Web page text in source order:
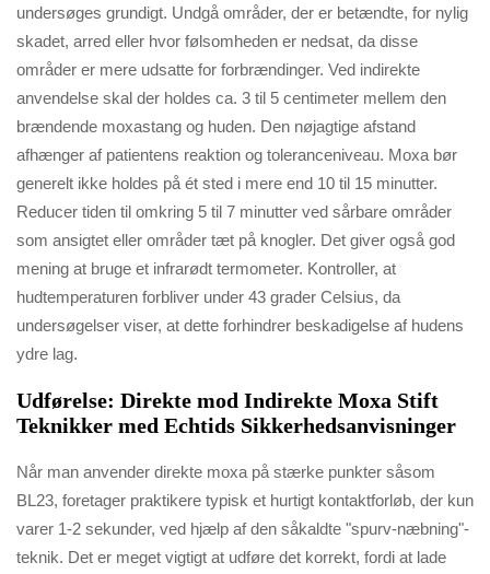
undersøges grundigt. Undgå områder, der er betændte, for nylig
skadet, arred eller hvor følsomheden er nedsat, da disse
områder er mere udsatte for forbrændinger. Ved indirekte
anvendelse skal der holdes ca. 3 til 5 centimeter mellem den
brændende moxastang og huden. Den nøjagtige afstand
afhænger af patientens reaktion og toleranceniveau. Moxa bør
generelt ikke holdes på ét sted i mere end 10 til 15 minutter.
Reducer tiden til omkring 5 til 7 minutter ved sårbare områder
som ansigtet eller områder tæt på knogler. Det giver også god
mening at bruge et infrarødt termometer. Kontroller, at
hudtemperaturen forbliver under 43 grader Celsius, da
undersøgelser viser, at dette forhindrer beskadigelse af hudens
ydre lag.
Udførelse: Direkte mod Indirekte Moxa Stift
Teknikker med Echtids Sikkerhedsanvisninger
Når man anvender direkte moxa på stærke punkter såsom
BL23, foretager praktikere typisk et hurtigt kontaktforløb, der kun
varer 1-2 sekunder, ved hjælp af den såkaldte "spurv-næbning"-
teknik. Det er meget vigtigt at udføre det korrekt, fordi at lade